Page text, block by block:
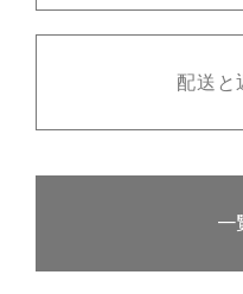
配送と
一